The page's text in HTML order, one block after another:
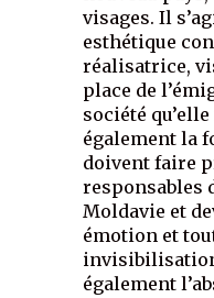
visages. Il
esthétique
réalisatrice,
place de
société
également la
doivent faire
responsables
Moldavie et
émotion et
également